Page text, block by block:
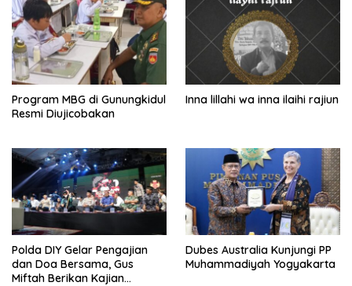
Program MBG di Gunungkidul
Resmi Diujicobakan
Inna lillahi wa inna ilaihi rajiun
Polda DIY Gelar Pengajian
dan Doa Bersama, Gus
Miftah Berikan Kajian
Dubes Australia Kunjungi PP
Muhammadiyah Yogyakarta